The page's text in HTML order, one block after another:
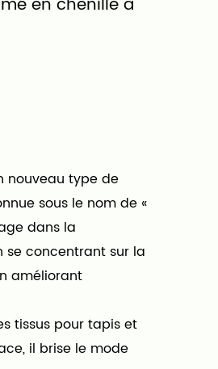
nouveau type de
sous le nom de «
dans la
se concentrant sur la
améliorant
tissus pour tapis et
il brise le mode